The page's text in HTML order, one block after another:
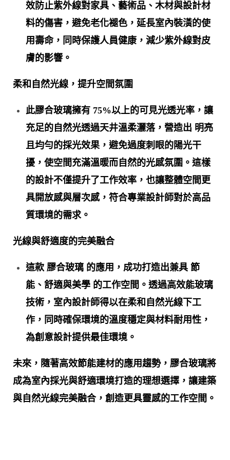
效防止紫外線對家具、藝術品、木材與設計材
料的傷害，避免老化褪色，延長室內裝潢的使
用壽命，同時保護人員健康，減少紫外線對皮
膚的影響。
柔和自然光線，提升空間氛圍
此膠合玻璃擁有 75%以上的可見光透光率，讓
充足的自然光透過天井溫柔灑落，營造出 明亮
且均勻的採光效果，避免過度刺眼的陽光干
擾，使空間充滿溫暖而自然的光感氛圍。這樣
的設計不僅提升了工作效率，也讓整體空間更
具開放感與層次感，符合專業設計師對於高品
質環境的需求。
光線與舒適度的完美融合
這款 膠合玻璃 的應用，成功打造出兼具 節
能、舒適與美學 的工作空間。透過高效能玻璃
技術，室內設計師得以在柔和自然光線下工
作，同時確保環境的溫度穩定與材料耐用性，
為創意設計提供最佳環境。
未來，隨著高效節能建材的應用趨勢，膠合玻璃將
成為室內採光與舒適環境打造的理想選擇，讓建築
與自然光線完美融合，創造更具靈感的工作空間。